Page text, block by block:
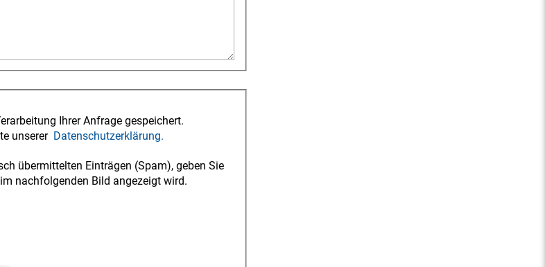
Ihrer Anfrage gespeichert.
unserer Datenschutzerklärung.
übermittelten Einträgen (Spam), geben Sie
nachfolgenden Bild angezeigt wird.